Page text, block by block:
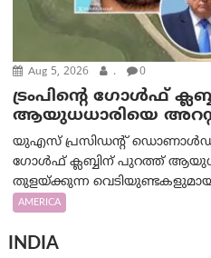
Aug 5, 2026 . 0
ട്രംപിന്റെ ഗോൾഫ്
ആയുധധാരിയെ
യുഎസ് പ്രസിഡന്റ് ഡൊണാൾഡ്
ഗോൾഫ് ക്ലബ്ബിന് പുറത്ത്
തുളയ്ക്കുന്ന വെടിയുണ്ടകളുമായി
AMERICA
INDIA